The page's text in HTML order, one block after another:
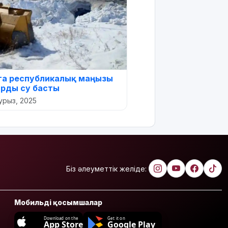
республикалық маңызы
су басты
2025
Біз әлеуметтік желіде:
Мобильді қосымшалар
Download on the
App Store
Get it on
Google Play